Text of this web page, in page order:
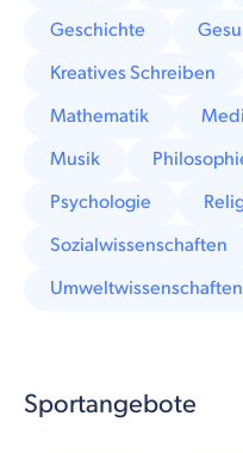
Geschichte
Kreatives Schreiben
Mathematik
Musik
Psychologie
Sozialwissenschaften
Umweltwissenschaften
Sportangebote